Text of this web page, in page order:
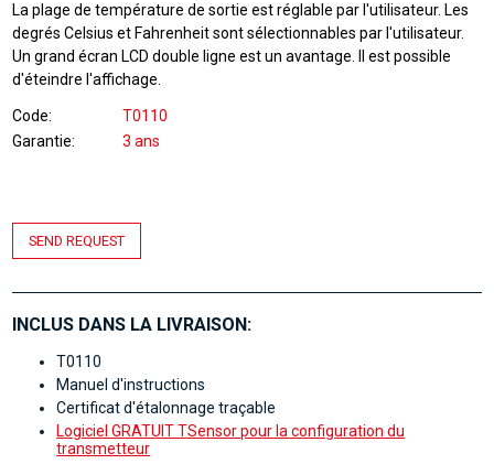
La plage de température de sortie est réglable par l'utilisateur. Les
degrés Celsius et Fahrenheit sont sélectionnables par l'utilisateur.
Un grand écran LCD double ligne est un avantage. Il est possible
d'éteindre l'affichage.
Code
T0110
Garantie
3 ans
SEND REQUEST
INCLUS DANS LA LIVRAISON:
T0110
Manuel d'instructions
Certificat d'étalonnage traçable
Logiciel GRATUIT TSensor pour la configuration du
transmetteur